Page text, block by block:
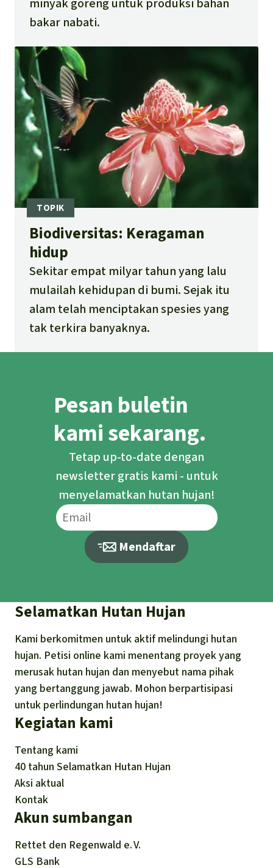
minyak goreng untuk produksi bahan
bakar nabati.
Biodiversitas: Keragaman
hidup
Sekitar empat milyar tahun yang lalu
mulailah kehidupan di bumi. Sejak itu
alam telah menciptakan spesies yang
tak terkira banyaknya.
Pesan buletin
kami sekarang.
Tetap up-to-date dengan
newsletter gratis kami - untuk
menyelamatkan hutan hujan!
Mendaftar
Selamatkan Hutan Hujan
Kami berkomitmen untuk aktif melindungi hutan
hujan. Petisi online kami menentang proyek yang
merusak hutan hujan dan menyebut nama pihak
yang bertanggung jawab. Mohon berpartisipasi
untuk perlindungan hutan hujan!
Kegiatan kami
Tentang kami
40 tahun Selamatkan Hutan Hujan
Aksi aktual
Kontak
Akun sumbangan
Rettet den Regenwald e. V.
GLS Bank